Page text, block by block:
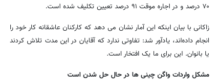
۷۰ درصد و در اجاره موقت ۹۱ درصد تعیین تکلیف شده است.
زاکانی با بیان اینکه این آمار نشان می دهد که کارکنان عاشقانه کار خود را
انجام داده‌اند، یادآور شد: تفاوتی ندارد که آقایان در این مدت تلاش کردند
یا بانوان. این برای ما یک افتخار است.
مشکل واردات واگن چینی ها در حال حل شدن است